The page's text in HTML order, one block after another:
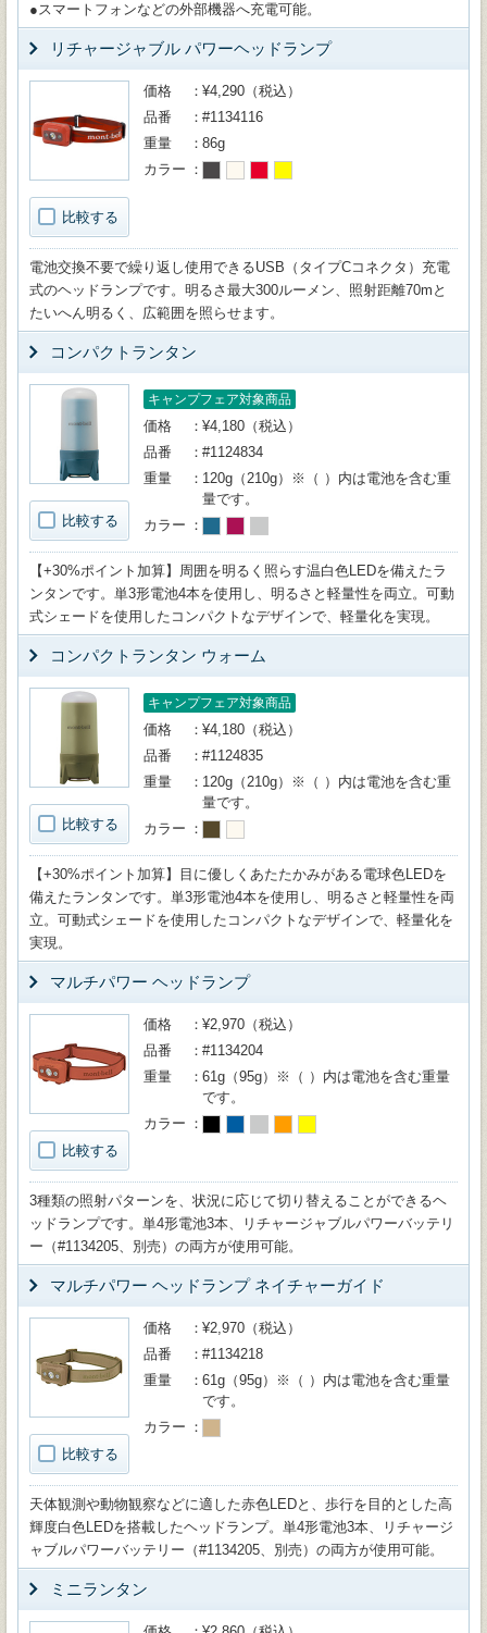
●スマートフォンなどの外部機器へ充電可能。
リチャージャブル パワーヘッドランプ
比較する
価格
¥4,290（税込）
品番
#1134116
重量
86g
カラー
電池交換不要で繰り返し使用できるUSB（タイプCコネクタ）充電
式のヘッドランプです。明るさ最大300ルーメン、照射距離70mと
たいへん明るく、広範囲を照らせます。
コンパクトランタン
比較する
キャンプフェア対象商品
価格
¥4,180（税込）
品番
#1124834
重量
120g（210g）※（ ）内は電池を含む重
量です。
カラー
【+30%ポイント加算】周囲を明るく照らす温白色LEDを備えたラ
ンタンです。単3形電池4本を使用し、明るさと軽量性を両立。可動
式シェードを使用したコンパクトなデザインで、軽量化を実現。
コンパクトランタン ウォーム
比較する
キャンプフェア対象商品
価格
¥4,180（税込）
品番
#1124835
重量
120g（210g）※（ ）内は電池を含む重
量です。
カラー
【+30%ポイント加算】目に優しくあたたかみがある電球色LEDを
備えたランタンです。単3形電池4本を使用し、明るさと軽量性を両
立。可動式シェードを使用したコンパクトなデザインで、軽量化を
実現。
マルチパワー ヘッドランプ
比較する
価格
¥2,970（税込）
品番
#1134204
重量
61g（95g）※（ ）内は電池を含む重量
です。
カラー
3種類の照射パターンを、状況に応じて切り替えることができるヘ
ッドランプです。単4形電池3本、リチャージャブルパワーバッテリ
ー（#1134205、別売）の両方が使用可能。
マルチパワー ヘッドランプ ネイチャーガイド
比較する
価格
¥2,970（税込）
品番
#1134218
重量
61g（95g）※（ ）内は電池を含む重量
です。
カラー
天体観測や動物観察などに適した赤色LEDと、歩行を目的とした高
輝度白色LEDを搭載したヘッドランプ。単4形電池3本、リチャージ
ャブルパワーバッテリー（#1134205、別売）の両方が使用可能。
ミニランタン